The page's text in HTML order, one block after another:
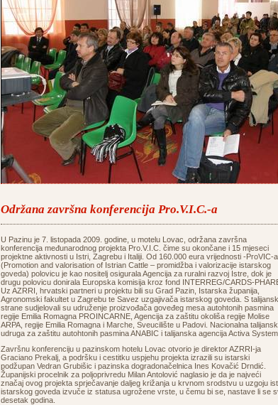
Održana završna konferencija Pro.V.I.C.-a
U Pazinu je 7. listopada 2009. godine, u motelu Lovac, održana završna
konferencija međunarodnog projekta Pro.V.I.C. čime su okončane i 15 mjeseci
projektne aktivnosti u Istri, Zagrebu i Italiji. Od 160.000 eura vrijednosti -ProVIC-
(Promotion and valorisation of Istrian Cattle – promidžba i valorizacije istarskog
goveda) polovicu je kao nositelj osigurala Agencija za ruralni razvoj Istre, dok je
drugu polovicu donirala Europska komisija kroz fond INTERREG/CARDS-
Uz AZRRI, hrvatski partneri u projektu bili su Grad Pazin, Istarska županija,
Agronomski fakultet u Zagrebu te Savez uzgajivača istarskog goveda. S
strane sudjelovali su udruženje proizvođača goveđeg mesa autohtonih pasmina
regije Emilia Romagna PROINCARNE, Agencija za zaštitu okoliša regije Molise
ARPA, regije Emilia Romagna i Marche, Sveucilište u Padovi. Nacionalna
udruga za zaštitu autohtonih pasmina ANABIC i talijanska agencija Activa System.
Završnu konferenciju u pazinskom hotelu Lovac otvorio je direktor AZRRI-ja
Graciano Prekalj, a podršku i cestitku uspjehu projekta izrazili su istarski
podžupan Vedran Grubišic i pazinska dogradonačelnica Ines Kovačić Drndić.
Županijski procelnik za poljoprivredu Milan Antolović naglasio je da je najveći
značaj ovog projekta sprječavanje daljeg križanja u krvnom srodstvu u uzgoju
istarskog goveda izvuče iz statusa ugrožene vrste, u čemu bi se, nastave li se
desetak godina.